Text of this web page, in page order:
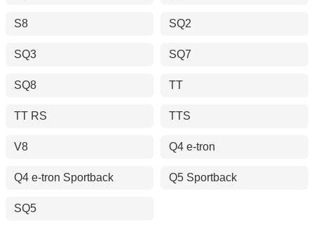
S8 SQ2
SQ3 SQ7
SQ8 TT
TT RS TTS
V8 Q4 e-tron
Q4 e-tron Sportback Q5 Sportback
SQ5